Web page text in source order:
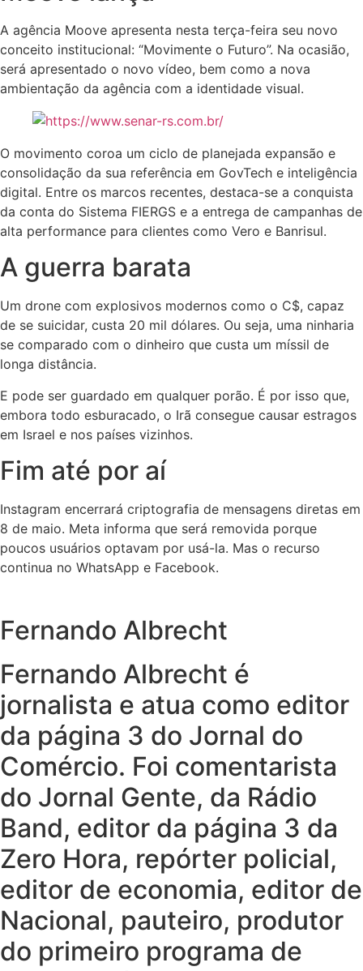
A agência Moove apresenta nesta terça-feira seu novo
conceito institucional: “Movimente o Futuro”. Na ocasião,
será apresentado o novo vídeo, bem como a nova
ambientação da agência com a identidade visual.
O movimento coroa um ciclo de planejada expansão e
consolidação da sua referência em GovTech e inteligência
digital. Entre os marcos recentes, destaca-se a conquista
da conta do Sistema FIERGS e a entrega de campanhas de
alta performance para clientes como Vero e Banrisul.
A guerra barata
Um drone com explosivos modernos como o C$, capaz
de se suicidar, custa 20 mil dólares. Ou seja, uma ninharia
se comparado com o dinheiro que custa um míssil de
longa distância.
E pode ser guardado em qualquer porão. É por isso que,
embora todo esburacado, o Irã consegue causar estragos
em Israel e nos países vizinhos.
Fim até por aí
Instagram encerrará criptografia de mensagens diretas em
8 de maio. Meta informa que será removida porque
poucos usuários optavam por usá-la. Mas o recurso
continua no WhatsApp e Facebook.
Fernando Albrecht
Fernando Albrecht é
jornalista e atua como editor
da página 3 do Jornal do
Comércio. Foi comentarista
do Jornal Gente, da Rádio
Band, editor da página 3 da
Zero Hora, repórter policial,
editor de economia, editor de
Nacional, pauteiro, produtor
do primeiro programa de